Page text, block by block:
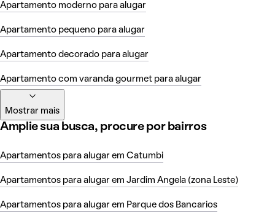
Apartamento moderno para alugar
Apartamento pequeno para alugar
Apartamento decorado para alugar
Apartamento com varanda gourmet para alugar
Mostrar mais
Amplie sua busca, procure por bairros
Apartamentos para alugar em Catumbi
Apartamentos para alugar em Jardim Angela (zona Leste)
Apartamentos para alugar em Parque dos Bancarios